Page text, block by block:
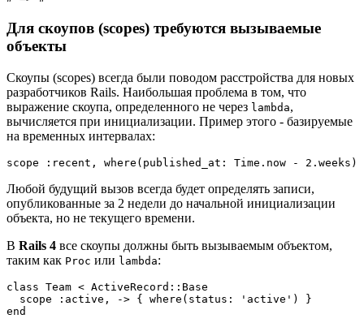
Для скоупов (scopes) требуются вызываемые
объекты
Скоупы (scopes) всегда были поводом расстройства для новых
разработчиков Rails. Наибольшая проблема в том, что
выражение скоупа, определенного не через lambda,
вычисляется при инициализации. Пример этого - базируемые
на временных интервалах:
Любой будущий вызов всегда будет определять записи,
опубликованные за 2 недели до начальной инициализации
объекта, но не текущего времени.
В Rails 4 все скоупы должны быть вызываемым объектом,
таким как Proc или lambda:
class Team < ActiveRecord::Base
  scope :active, -> { where(status: 'active') }